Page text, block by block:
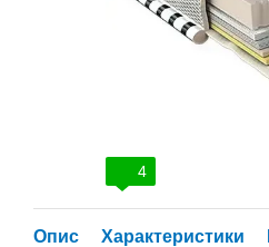
4
Опис Характеристики